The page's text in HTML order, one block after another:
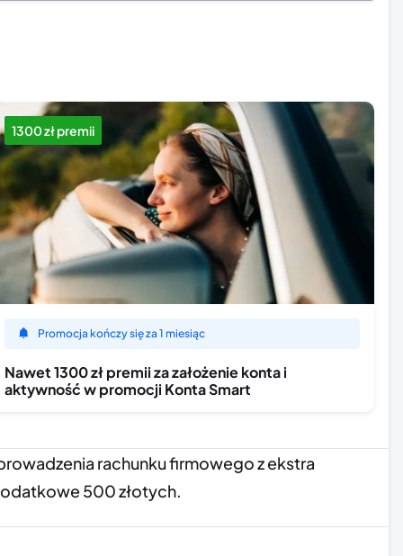
1300 zł premii
Promocja kończy się za 1 miesiąc
Nawet 1300 zł premii za założenie konta i
aktywność w promocji Konta Smart
rachunku firmowego z ekstra
500 złotych.